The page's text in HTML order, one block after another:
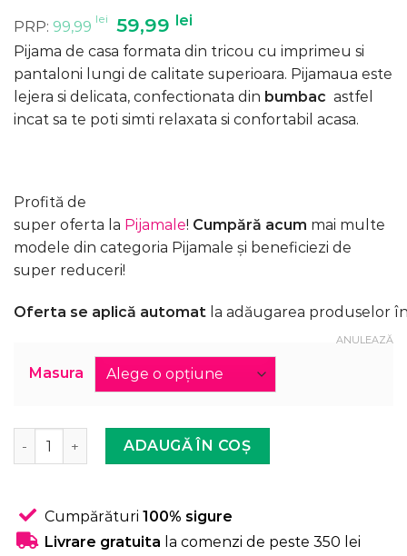
5.00din 5
pe baza
unei
singure
evaluări
PRP: 99,99 lei
Prețul
inițial
a
fost:
99,99 lei.
59,99 leiPrețul
curent
este:
59,99 lei.
Pijama de casa formata din tricou cu imprimeu si
pantaloni lungi de calitate superioara. Pijamaua este
lejera si delicata, confectionata din bumbac astfel
incat sa te poti simti relaxata si confortabil acasa.
Profită de
super oferta la Pijamale! Cumpără acum mai multe
modele din categoria Pijamale și beneficiezi de
super reduceri!
Oferta se aplică automat la adăugarea produselor
Masura
ANULEAZĂ
Cantitate Pijama Femei, Bumbac, Keep on smile,
ADAUGĂ ÎN COȘ
Cumpărături 100% sigure
Livrare gratuita la comenzi de peste 350 lei